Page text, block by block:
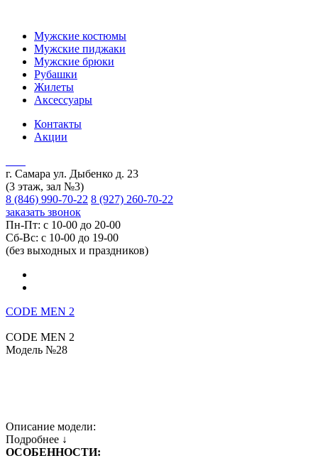
Мужские костюмы
Мужские пиджаки
Мужские брюки
Рубашки
Жилеты
Аксессуары
Контакты
Акции
г. Самара ул. Дыбенко д. 23
(3 этаж, зал №3)
8 (846) 990-70-22 8 (927) 260-70-22
заказать звонок
Пн-Пт: с 10-00 до 20-00
Сб-Вс: с 10-00 до 19-00
(без выходных и праздников)
CODE MEN 2
CODE MEN 2
Модель №28
Описание модели:
Подробнее ↓
ОСОБЕННОСТИ: